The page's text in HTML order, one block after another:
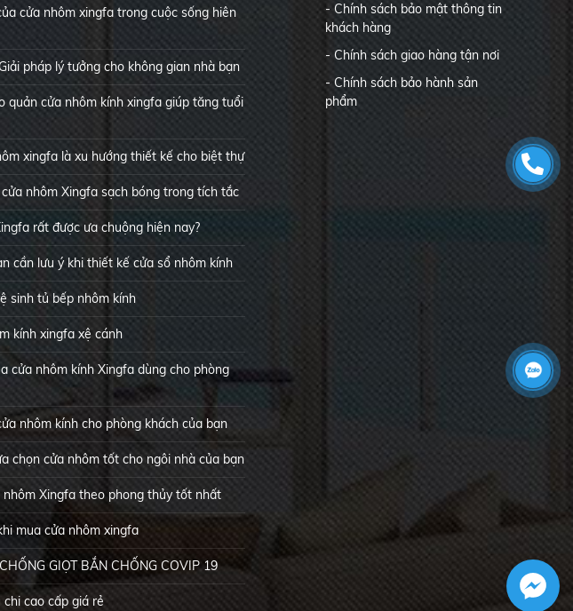
cửa nhôm xingfa trong cuộc sống hiên
pháp lý tưởng cho không gian nhà bạn
cửa nhôm kính xingfa giúp tăng tuổi
xingfa là xu hướng thiết kế cho biệt thự
nhôm Xingfa sạch bóng trong tích tắc
rất được ưa chuộng hiện nay?
cần lưu ý khi thiết kế cửa sổ nhôm kính
sinh tủ bếp nhôm kính
kính xingfa xệ cánh
nhôm kính Xingfa dùng cho phòng
nhôm kính cho phòng khách của bạn
chọn cửa nhôm tốt cho ngôi nhà của bạn
Xingfa theo phong thủy tốt nhất
mua cửa nhôm xingfa
GIỌT BẮN CHỐNG COVIP 19
cao cấp giá rẻ
- Chính sách bảo mật thông tin
khách hàng
- Chính sách giao hàng tận nơi
- Chính sách bảo hành sản
phẩm